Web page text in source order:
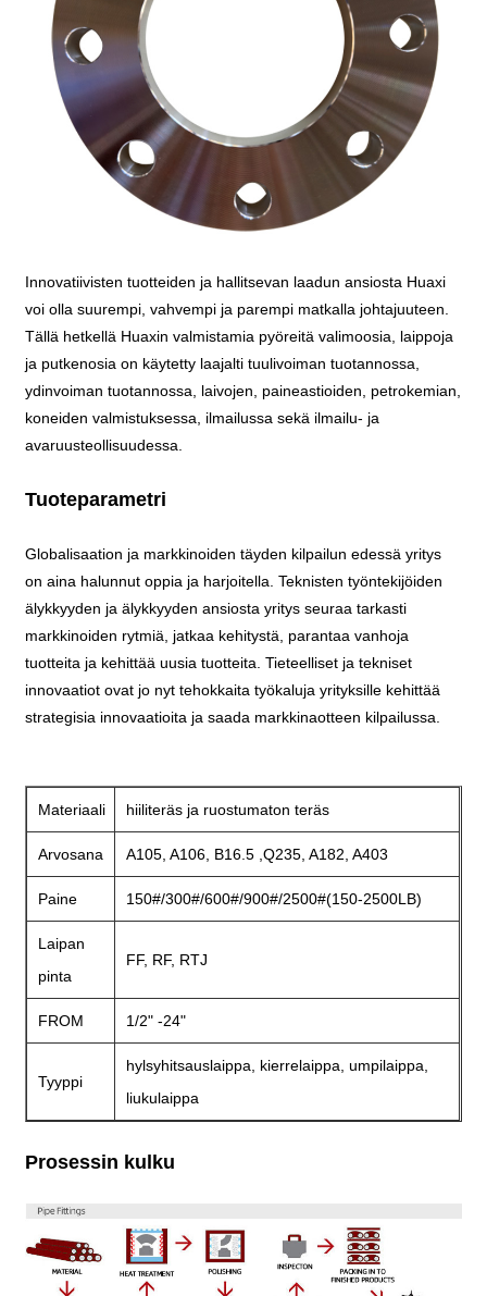
Innovatiivisten tuotteiden ja hallitsevan laadun ansiosta Huaxi
voi olla suurempi, vahvempi ja parempi matkalla johtajuuteen.
Tällä hetkellä Huaxin valmistamia pyöreitä valimoosia, laippoja
ja putkenosia on käytetty laajalti tuulivoiman tuotannossa,
ydinvoiman tuotannossa, laivojen, paineastioiden, petrokemian,
koneiden valmistuksessa, ilmailussa sekä ilmailu- ja
avaruusteollisuudessa.
Tuoteparametri
Globalisaation ja markkinoiden täyden kilpailun edessä yritys
on aina halunnut oppia ja harjoitella. Teknisten työntekijöiden
älykkyyden ja älykkyyden ansiosta yritys seuraa tarkasti
markkinoiden rytmiä, jatkaa kehitystä, parantaa vanhoja
tuotteita ja kehittää uusia tuotteita. Tieteelliset ja tekniset
innovaatiot ovat jo nyt tehokkaita työkaluja yrityksille kehittää
strategisia innovaatioita ja saada markkinaotteen kilpailussa.
Materiaali hiiliteräs ja ruostumaton teräs
Arvosana A105, A106, B16.5 ,Q235, A182, A403
Paine 150#/300#/600#/900#/2500#(150-2500LB)
Laipan
pinta
FF, RF, RTJ
FROM 1/2" -24"
Tyyppi
hylsyhitsauslaippa, kierrelaippa, umpilaippa,
liukulaippa
Prosessin kulku